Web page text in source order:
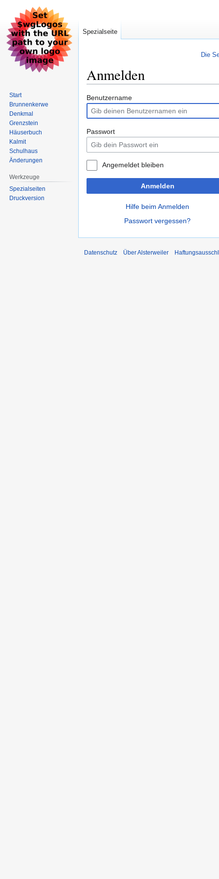
Die
Anmelden
Zur
Navigation
springen
Zur
Suche
springen
Benutzername
Passwort
Angemeldet bleiben
Anmelden
Hilfe beim Anmelden
Passwort vergessen?
Spezialseite
Start
Brunnenkerwe
Denkmal
Grenzstein
Häuserbuch
Kalmit
Schulhaus
Änderungen
Werkzeuge
Spezialseiten
Druckversion
Datenschutz Über Alsterweiler